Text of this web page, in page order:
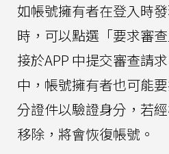
如帳號擁有者在登入時
時，可以點選「要求審
接於APP 中提交審查請
中，帳號擁有者也可能
分證件以驗證身分，若
移除，將會恢復帳號。